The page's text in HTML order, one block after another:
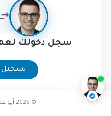
سجل دخولك
تسجيل
تفاعل مع الذكاء الاصطناعي
© 2026 أبو عمر. جميع الحقوق محفوظة.